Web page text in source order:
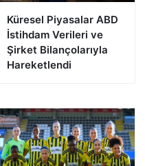
Küresel Piyasalar ABD
İstihdam Verileri ve
Şirket Bilançolarıyla
Hareketlendi